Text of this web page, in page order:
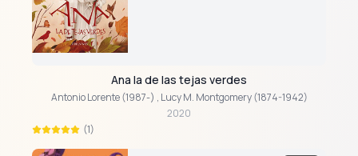
Ana la de las tejas verdes
Antonio Lorente (1987-) , Lucy M. Montgomery (1874-1942)
2020
(1)